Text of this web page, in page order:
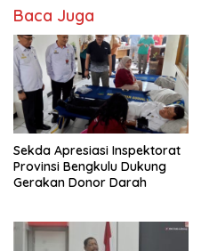
Baca Juga
Sekda Apresiasi Inspektorat
Provinsi Bengkulu Dukung
Gerakan Donor Darah